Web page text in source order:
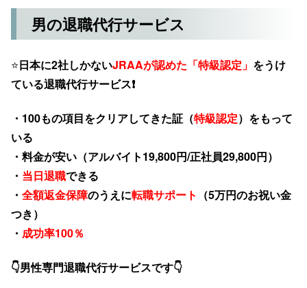
男の退職代行サービス
⭐️日本に2社しかないJRAAが認めた「特級認定」 をうけ
ている退職代行サービス❗️
・100もの項目をクリアしてきた証（特級認定）をもって
いる
・料金が安い（アルバイト19,800円/正社員29,800円）
・ 当日退職できる
・ 全額返金保障のうえに転職サポート （5万円のお祝い金
つき）
・ 成功率100％
👇男性専門退職代行サービスです👇